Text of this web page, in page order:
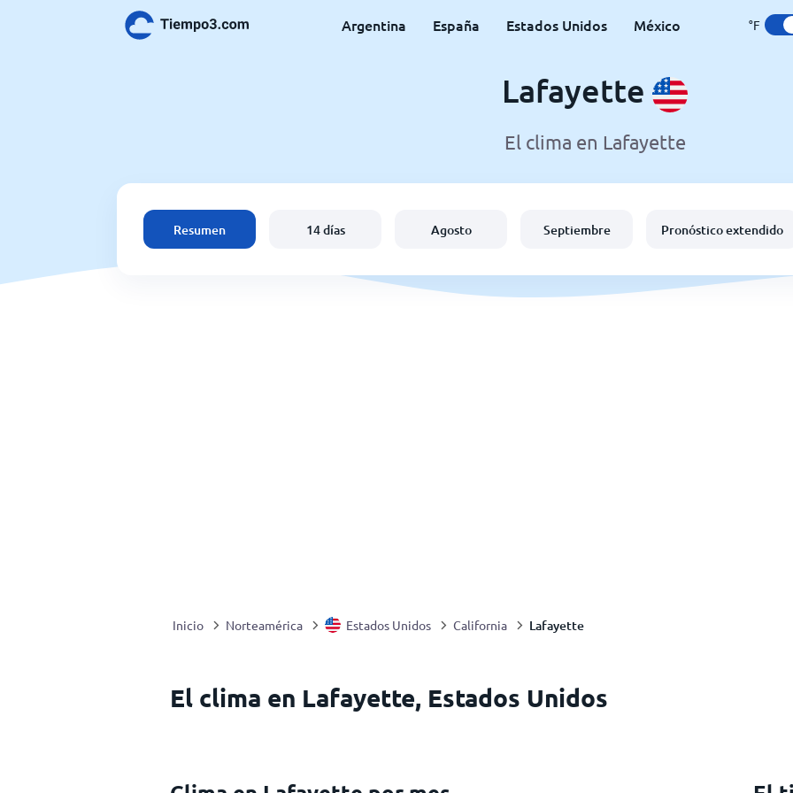
Argentina España Estados Unidos México °F
Lafayette
El clima en Lafayette
Resumen 14 días Agosto Septiembre Pronóstico extendido
Inicio Norteamérica Estados Unidos California Lafayette
El clima en Lafayette, Estados Unidos